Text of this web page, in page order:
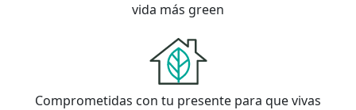
vida más green
Comprometidas con tu presente para que vivas